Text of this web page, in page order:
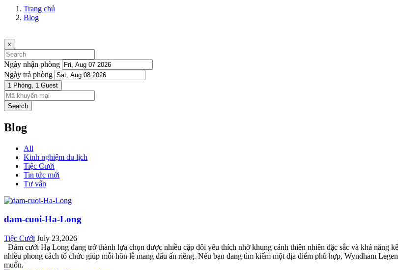
Trang chủ
Blog
x
Ngày nhận phòng
Ngày trả phòng
1 Phòng, 1 Guest
Search
Blog
All
Kinh nghiệm du lịch
Tiệc Cưới
Tin tức mới
Tư vấn
dam-cuoi-Ha-Long
Tiệc Cưới July 23,2026
Đám cưới Hạ Long đang trở thành lựa chọn được nhiều cặp đôi yêu thích nhờ khung cảnh thiên nhiên đặc sắc và khả
nhiều phong cách tổ chức giúp mỗi hôn lễ mang dấu ấn riêng. Nếu bạn đang tìm kiếm một địa điểm phù hợp, Wyndham
muốn.